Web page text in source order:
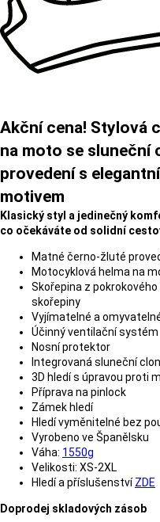
Akční cena! Stylová
na moto se sluneční
provedení s
motivem
Klasický styl a jedinečný
co očekáváte od solidní
Matné černo-žluté
Motocyklová helma na
Skořepina z
skořepiny
Vyjímatelné a
Účinný ventilační systém
Nosní protektor
Integrovaná sluneční
3D hledí s úpravou proti
Příprava na pinlock
Zámek hledí
Hledí vyměnitelné bez
Vyrobeno ve Španělsku
Váha: 1550g
Velikosti: XS-2XL
Hledí a příslušenstvíZDE
Doprodej skladových zásob